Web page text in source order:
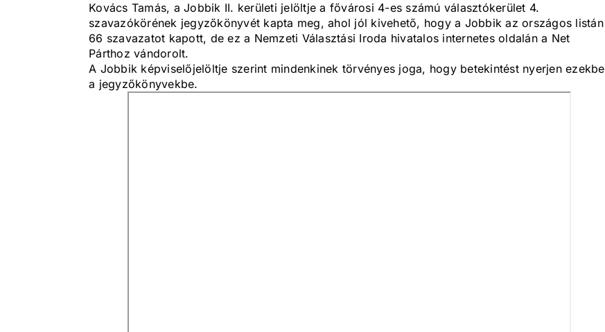
Kovács Tamás, a Jobbik II. kerületi jelöltje a fővárosi 4-es számú választókerület 4.
szavazókörének jegyzőkönyvét kapta meg, ahol jól kivehető, hogy a Jobbik az országos listán
66 szavazatot kapott, de ez a Nemzeti Választási Iroda hivatalos internetes oldalán a Net
Párthoz vándorolt.
A Jobbik képviselőjelöltje szerint mindenkinek törvényes joga, hogy betekintést nyerjen ezekbe
a jegyzőkönyvekbe.